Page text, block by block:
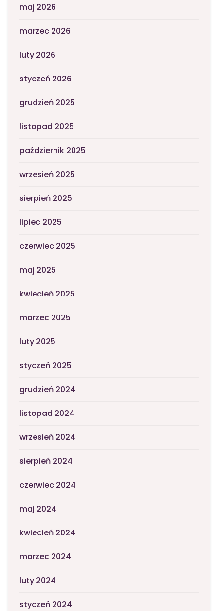
maj 2026
marzec 2026
luty 2026
styczeń 2026
grudzień 2025
listopad 2025
październik 2025
wrzesień 2025
sierpień 2025
lipiec 2025
czerwiec 2025
maj 2025
kwiecień 2025
marzec 2025
luty 2025
styczeń 2025
grudzień 2024
listopad 2024
wrzesień 2024
sierpień 2024
czerwiec 2024
maj 2024
kwiecień 2024
marzec 2024
luty 2024
styczeń 2024